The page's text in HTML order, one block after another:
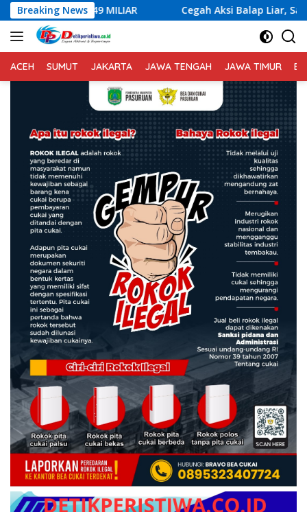
Langsung
ke
konten
Breaking News
Cegah Aksi Balap Liar, Sat Lantas Polres
ACEH SUMUT JAKARTA JAWA TENGAH JAWA TIMUR